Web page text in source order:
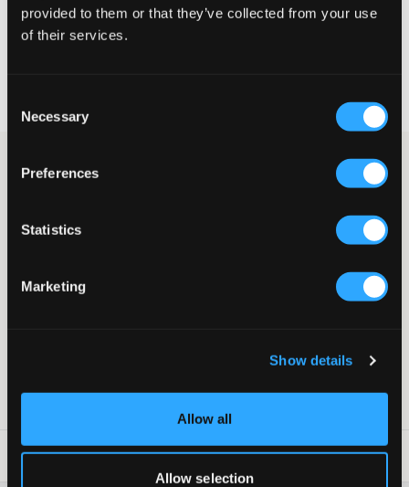
provided to them or that they’ve collected from your use
of their services.
Selection
Necessary
Preferences
Statistics
Marketing
Show details
Allow all
Allow selection
VÆLG EN STØRRELSE
Fortrydelsesret i 60 dager
Jeans fra Grunt i en mellemblå vask. Taljen er normalhøj og
justerbar, og benene er tætsiddende og udsvingede nederst.
af de mest populære stykker tøj i foråret og sommeren 2023.
Justerbar talje
Gylp bestående af knap og lynlås
Råd om tøjvask: